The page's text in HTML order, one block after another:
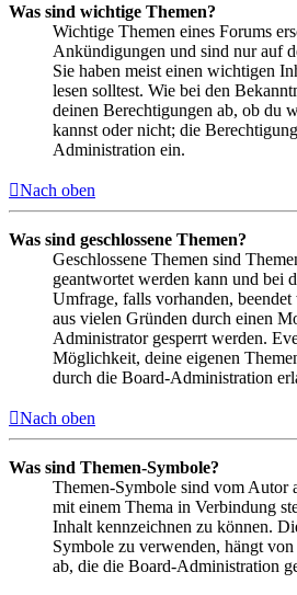
Was sind wichtige Themen?
Wichtige Themen eines Forums
Ankündigungen und sind nur auf
Sie haben meist einen wichtigen
lesen solltest. Wie bei den
deinen Berechtigungen ab, ob du
kannst oder nicht; die
Administration ein.
Nach oben
Was sind geschlossene Themen?
Geschlossene Themen sind
geantwortet werden kann und bei
Umfrage, falls vorhanden,
aus vielen Gründen durch einen
Administrator gesperrt werden.
Möglichkeit, deine eigenen
durch die Board-Administration
Nach oben
Was sind Themen-Symbole?
Themen-Symbole sind vom Autor
mit einem Thema in Verbindung
Inhalt kennzeichnen zu können.
Symbole zu verwenden, hängt
ab, die die Board-Administration